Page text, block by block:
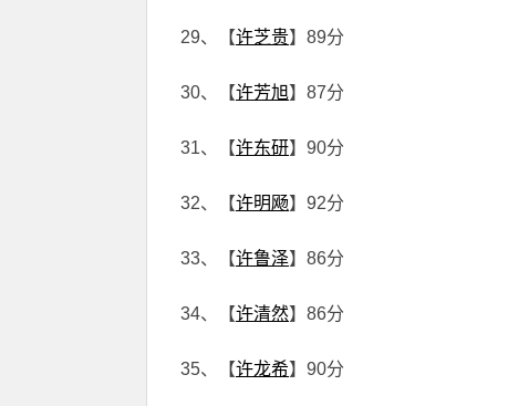
29、【许芝贵】89分
30、【许芳旭】87分
31、【许东研】90分
32、【许明飏】92分
33、【许鲁泽】86分
34、【许清然】86分
35、【许龙希】90分